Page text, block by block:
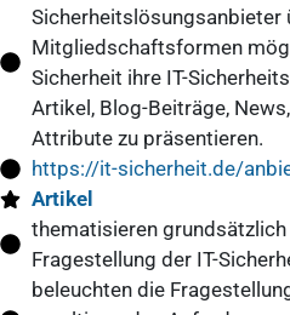
Sicherheitslösungsanbieter
Mitgliedschaftsformen
Sicherheit ihre IT-
Artikel, Blog-Beiträge,
Attribute zu präsentieren.
https://it-sicherheit.de/
Artikel
thematisieren grundsätzlich
Fragestellung der IT-
beleuchten die